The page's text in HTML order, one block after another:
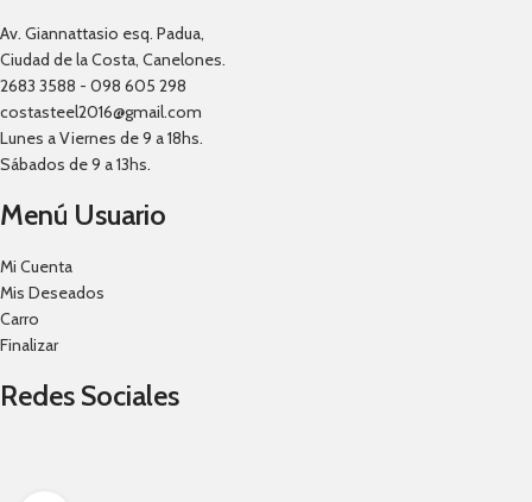
Av. Giannattasio esq. Padua,
Ciudad de la Costa, Canelones.
2683 3588 - 098 605 298
costasteel2016@gmail.com
Lunes a Viernes de 9 a 18hs.
Sábados de 9 a 13hs.
Menú Usuario
Mi Cuenta
Mis Deseados
Carro
Finalizar
Redes Sociales